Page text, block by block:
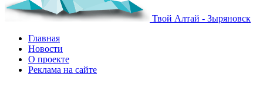
Твой Алтай - Зыряновск
Главная
Новости
О проекте
Реклама на сайте